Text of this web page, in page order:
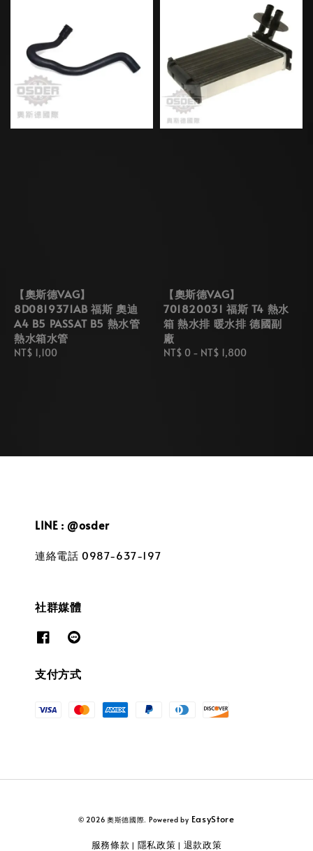
【奧斯德VAG】
8D0819371AB 福斯 奧迪
A4 B5 PASSAT B5 熱水管
熱水箱水管
Regular
NT$ 1,100
【奧斯德VAG】
701820031 福斯 T4 熱水
箱 熱水排 暖水排 德國副
廠
Regular
NT$ 0 - NT$ 1,800
LINE : @osder
連絡電話 0987-637-197
社群媒體
支付方式
© 2026 奧斯德國際. Powered by EasyStore
服務條款 | 隱私政策 | 退款政策